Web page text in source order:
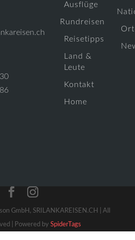
Ausflüge
Rundreisen
Reisetipps
Land &
Leute
Kontakt
Home
GmbH, SRILANKAREISEN.CH | All
| Powered by SpiderTags